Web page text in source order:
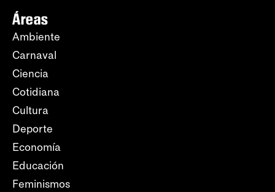
Áreas
Ambiente
Carnaval
Ciencia
Cotidiana
Cultura
Deporte
Economía
Educación
Feminismos